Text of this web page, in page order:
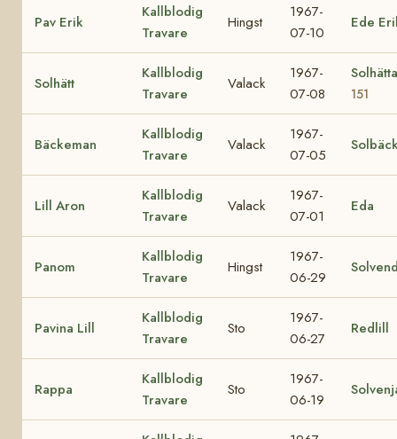
Pav Erik
Kallblodig
Travare
Hingst
1967-
07-10
Ede
Solhätt
Kallblodig
Travare
Valack
1967-
07-08
151
Bäckeman
Kallblodig
Travare
Valack
1967-
07-05
Lill Aron
Kallblodig
Travare
Valack
1967-
07-01
Eda
Panom
Kallblodig
Travare
Hingst
1967-
06-29
Pavina Lill
Kallblodig
Travare
Sto
1967-
06-27
Redlill
Rappa
Kallblodig
Travare
Sto
1967-
06-19